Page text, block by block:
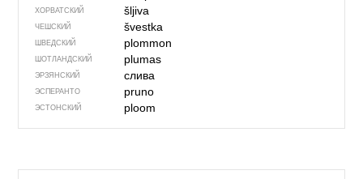
ХОРВАТСКИЙ šljiva
ЧЕШСКИЙ švestka
ШВЕДСКИЙ plommon
ШОТЛАНДСКИЙ plumas
ЭРЗЯНСКИЙ слива
ЭСПЕРАНТО pruno
ЭСТОНСКИЙ ploom